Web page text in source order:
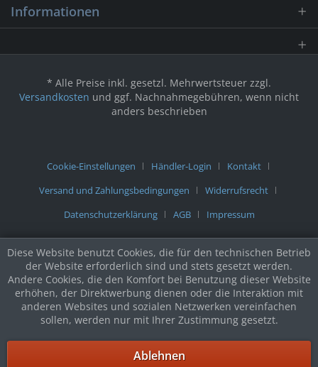
Informationen
* Alle Preise inkl. gesetzl. Mehrwertsteuer zzgl.
Versandkosten und ggf. Nachnahmegebühren, wenn nicht
anders beschrieben
Cookie-Einstellungen Händler-Login
Kontakt
Versand und Zahlungsbedingungen
Widerrufsrecht
Datenschutzerklärung
AGB Impressum
Diese Website benutzt Cookies, die für den technischen Betrieb
der Website erforderlich sind und stets gesetzt werden.
Andere Cookies, die den Komfort bei Benutzung dieser Website
erhöhen, der Direktwerbung dienen oder die Interaktion mit
anderen Websites und sozialen Netzwerken vereinfachen
sollen, werden nur mit Ihrer Zustimmung gesetzt.
Ablehnen